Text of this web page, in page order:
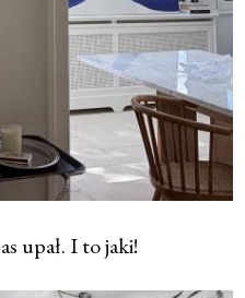
upał. I to jaki!